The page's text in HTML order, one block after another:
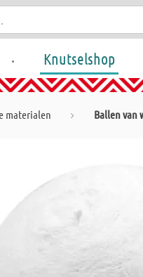
. Knutselshop
materialen Ballen van